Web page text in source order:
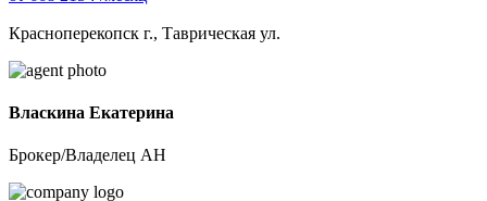
Красноперекопск г., Таврическая ул.
Власкина Екатерина
Брокер/Владелец АН